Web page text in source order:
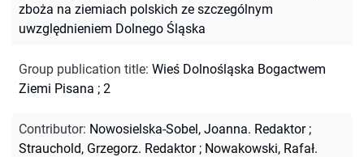
zboża na ziemiach polskich ze szczególnym
uwzględnieniem Dolnego Śląska
Group publication title: Wieś Dolnośląska Bogactwem
Ziemi Pisana ; 2
Contributor: Nowosielska-Sobel, Joanna. Redaktor;
Strauchold, Grzegorz. Redaktor; Nowakowski, Rafał.